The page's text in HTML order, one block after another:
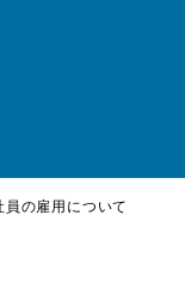
員の雇用について